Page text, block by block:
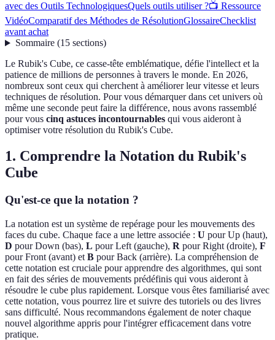
avec des Outils TechnologiquesQuels outils utiliser ?📺 Ressource
VidéoComparatif des Méthodes de RésolutionGlossaireChecklist
avant achat
Sommaire(15 sections)
Le Rubik's Cube, ce casse-tête emblématique, défie l'intellect et la
patience de millions de personnes à travers le monde. En 2026,
nombreux sont ceux qui cherchent à améliorer leur vitesse et leurs
techniques de résolution. Pour vous démarquer dans cet univers où
même une seconde peut faire la différence, nous avons rassemblé
pour vous cinq astuces incontournables qui vous aideront à
optimiser votre résolution du Rubik's Cube.
1. Comprendre la Notation du Rubik's
Cube
Qu'est-ce que la notation ?
La notation est un système de repérage pour les mouvements des
faces du cube. Chaque face a une lettre associée : U pour Up (haut),
D pour Down (bas), L pour Left (gauche), R pour Right (droite), F
pour Front (avant) et B pour Back (arrière). La compréhension de
cette notation est cruciale pour apprendre des algorithmes, qui sont
en fait des séries de mouvements prédéfinis qui vous aideront à
résoudre le cube plus rapidement. Lorsque vous êtes familiarisé avec
cette notation, vous pourrez lire et suivre des tutoriels ou des livres
sans difficulté. Nous recommandons également de noter chaque
nouvel algorithme appris pour l'intégrer efficacement dans votre
pratique.